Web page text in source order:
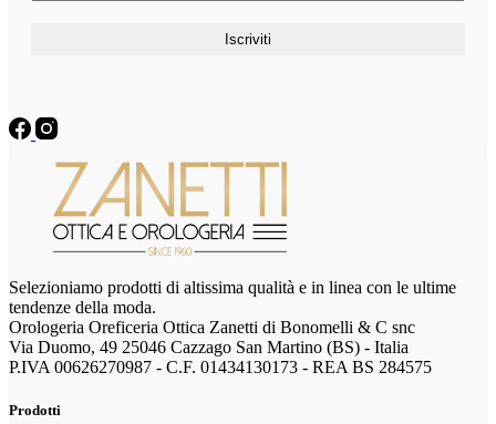
Selezioniamo prodotti di altissima qualità e in linea con le ultime
tendenze della moda.
Orologeria Oreficeria Ottica Zanetti di Bonomelli & C snc
Via Duomo, 49 25046 Cazzago San Martino (BS) - Italia
P.IVA 00626270987 - C.F. 01434130173 - REA BS 284575
Prodotti